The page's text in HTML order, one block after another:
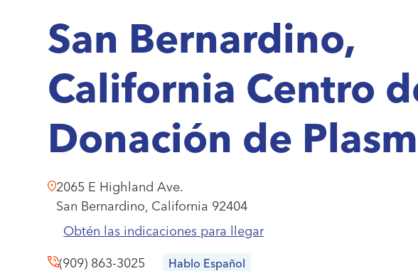
San Bernardino,
California Centro
Donación de
2065 E Highland Ave.
San Bernardino, California 92404
Obtén las indicaciones para llegar
(909) 863-3025 Hablo Español